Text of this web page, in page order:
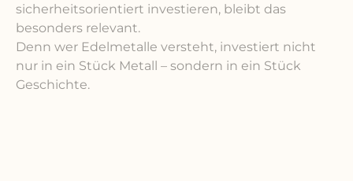
sicherheitsorientiert investieren, bleibt das
besonders relevant.
Denn wer Edelmetalle versteht, investiert nicht
nur in ein Stück Metall – sondern in ein Stück
Geschichte.